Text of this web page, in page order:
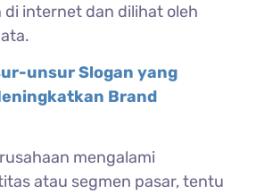
di internet dan dilihat oleh
unsur Slogan yang
Brand
mengalami
atau segmen pasar, tentu